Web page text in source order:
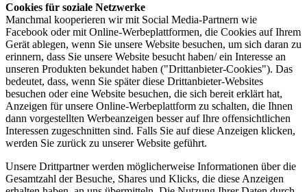
Cookies für soziale Netzwerke
Manchmal kooperieren wir mit Social Media-Partnern wie
Facebook oder mit Online-Werbeplattformen, die Cookies auf Ihrem
Gerät ablegen, wenn Sie unsere Website besuchen, um sich daran zu
erinnern, dass Sie unsere Website besucht haben/ ein Interesse an
unseren Produkten bekundet haben ("Drittanbieter-Cookies"). Das
bedeutet, dass, wenn Sie später diese Drittanbieter-Websites
besuchen oder eine Website besuchen, die sich bereit erklärt hat,
Anzeigen für unsere Online-Werbeplattform zu schalten, die Ihnen
dann vorgestellten Werbeanzeigen besser auf Ihre offensichtlichen
Interessen zugeschnitten sind. Falls Sie auf diese Anzeigen klicken,
werden Sie zurück zu unserer Website geführt.
Unsere Drittpartner werden möglicherweise Informationen über die
Gesamtzahl der Besuche, Shares und Klicks, die diese Anzeigen